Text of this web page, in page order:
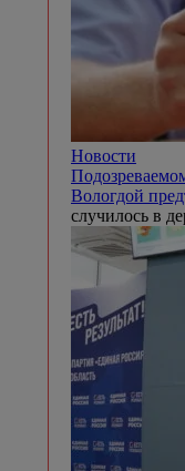
Новости
Вологдой
случилось в